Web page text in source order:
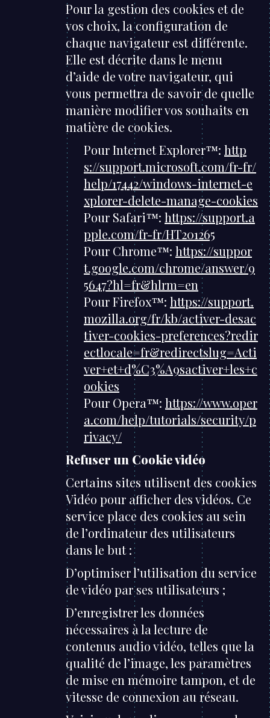
Pour la gestion des cookies et de
vos choix, la configuration de
chaque navigateur est différente.
Elle est décrite dans le menu
d’aide de votre navigateur, qui
vous permettra de savoir de quelle
manière modifier vos souhaits en
matière de cookies.
Pour Internet Explorer™: http
s://support.microsoft.com/fr-fr/
help/17442/windows-internet-e
xplorer-delete-manage-cookies
Pour Safari™: https://support.a
pple.com/fr-fr/HT201265
Pour Chrome™: https://suppor
t.google.com/chrome/answer/9
5647?hl=fr&hlrm=en
Pour Firefox™: https://support.
mozilla.org/fr/kb/activer-desac
tiver-cookies-preferences?redir
ectlocale=fr&redirectslug=Acti
ver+et+d%C3%A9sactiver+les+c
ookies
Pour Opera™: https://www.oper
a.com/help/tutorials/security/p
rivacy/
Refuser un Cookie vidéo
Certains sites utilisent des cookies
Vidéo pour afficher des vidéos. Ce
service place des cookies au sein
de l’ordinateur des utilisateurs
dans le but :
D’optimiser l’utilisation du service
de vidéo par ses utilisateurs ;
D’enregistrer les données
nécessaires à la lecture de
contenus audio vidéo, telles que la
qualité de l’image, les paramètres
de mise en mémoire tampon, et de
vitesse de connexion au réseau.